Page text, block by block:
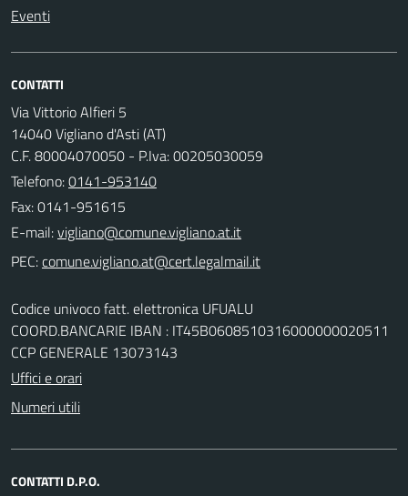
Eventi
CONTATTI
Via Vittorio Alfieri 5
14040 Vigliano d'Asti (AT)
C.F. 80004070050 - P.Iva: 00205030059
Telefono:0141-953140
Fax: 0141-951615
E-mail:
PEC:
Codice univoco fatt. elettronica UFUALU
COORD.BANCARIE IBAN : IT45B0608510316000000020511
CCP GENERALE 13073143
Uffici e orari
Numeri utili
CONTATTI D.P.O.